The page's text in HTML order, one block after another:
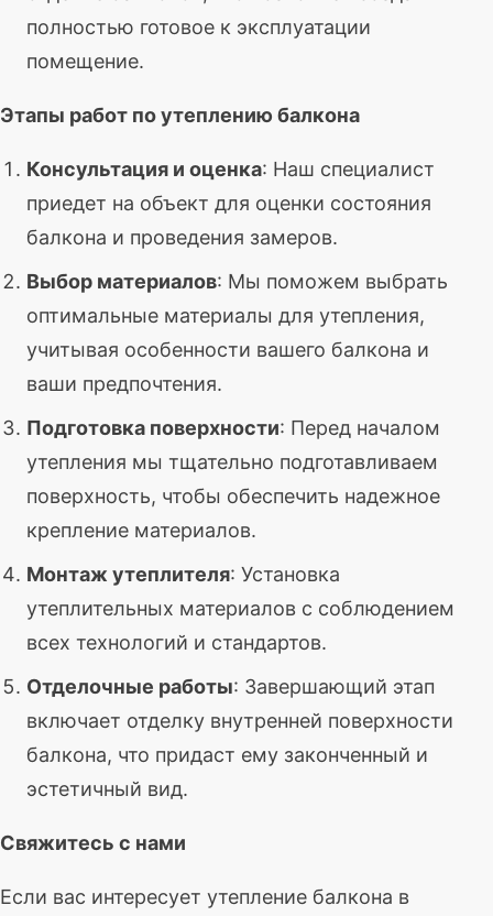
полностью готовое к эксплуатации
помещение.
Этапы работ по утеплению балкона
Консультация и оценка: Наш специалист
приедет на объект для оценки состояния
балкона и проведения замеров.
Выбор материалов: Мы поможем выбрать
оптимальные материалы для утепления,
учитывая особенности вашего балкона и
ваши предпочтения.
Подготовка поверхности: Перед началом
утепления мы тщательно подготавливаем
поверхность, чтобы обеспечить надежное
крепление материалов.
Монтаж утеплителя: Установка
утеплительных материалов с соблюдением
всех технологий и стандартов.
Отделочные работы: Завершающий этап
включает отделку внутренней поверхности
балкона, что придаст ему законченный и
эстетичный вид.
Свяжитесь с нами
Если вас интересует утепление балкона в